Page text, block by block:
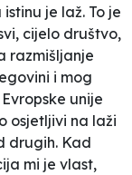
je laž. To je
cijelo društvo,
razmišljanje
i mog
unije
osjetljivi na laži
drugih. Kad
mi je vlast,